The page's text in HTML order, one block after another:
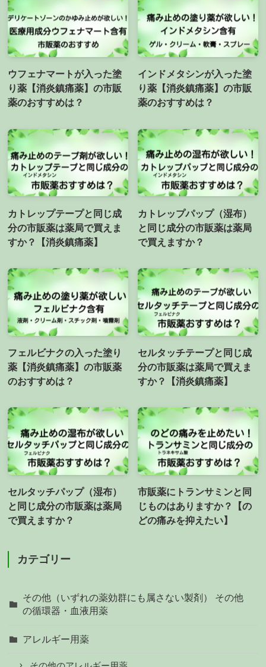
ウフェナマートが入った塗
り薬【消炎鎮痛薬】の市販
薬のおすすめは？
インドメタシンが入った塗
り薬【消炎鎮痛薬】の市販
薬のおすすめは？
カトレップテープと同じ成
分の市販薬は薬局で買えま
すか？【消炎鎮痛薬】
カトレップパップ（湿布）
と同じ成分の市販薬は薬局
で買えますか？
フェルビナクの入った塗り
薬【消炎鎮痛薬】の市販薬
のおすすめは？
セルタッチテープと同じ成
分の市販薬は薬局で買えま
すか？【消炎鎮痛薬】
セルタッチパップ（湿布）
と同じ成分の市販薬は薬局
で買えますか？
市販薬にトランサミンと同
じものはありますか？【の
どの痛みを抑えたい】
カテゴリー
その他（いずれの薬効群にも属さない製剤） その他
の循環器・血液用薬
アレルギー用薬